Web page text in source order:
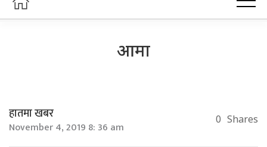
आमा
हातमा खबर
November 4, 2019 8: 36 am 0 Shares